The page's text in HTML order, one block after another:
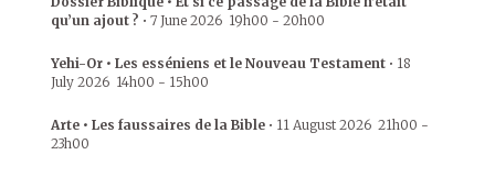
qu’un ajout ? • 7 June 2026 19h00 - 20h00
Yehi-Or • Les esséniens et le Nouveau Testament • 18
July 2026 14h00 - 15h00
Arte • Les faussaires de la Bible • 11 August 2026 21h00 -
23h00